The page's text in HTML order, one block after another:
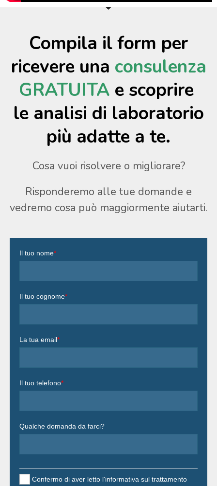
Compila il form per
ricevere una consulenza
GRATUITA e scoprire
le analisi di laboratorio
più adatte a te.
Cosa vuoi risolvere o migliorare?
Risponderemo alle tue domande e
vedremo cosa può maggiormente aiutarti.
Il tuo nome*
Il tuo cognome*
La tua email*
Il tuo telefono*
Qualche domanda da farci?
Confermo di aver letto l'informativa sul trattamento